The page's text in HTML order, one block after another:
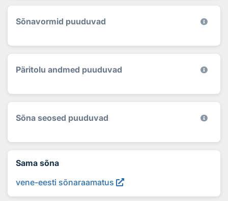
Sõnavormid puuduvad
Päritolu andmed puuduvad
Sõna seosed puuduvad
Sama sõna
vene-eesti sõnaraamatus